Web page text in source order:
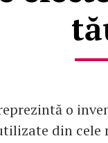
o
din cele